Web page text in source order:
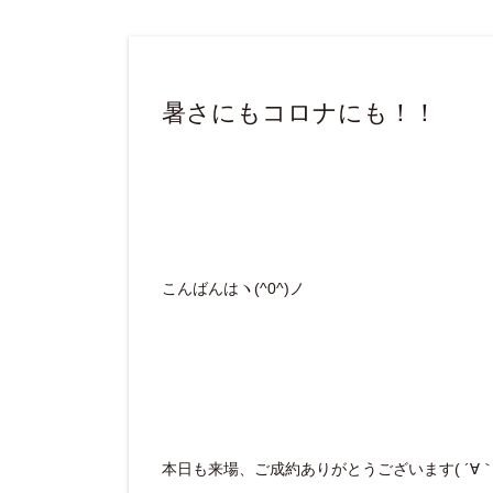
暑さにもコロナにも！！
こんばんはヽ(^0^)ノ
本日も来場、ご成約ありがとうございます( ´∀